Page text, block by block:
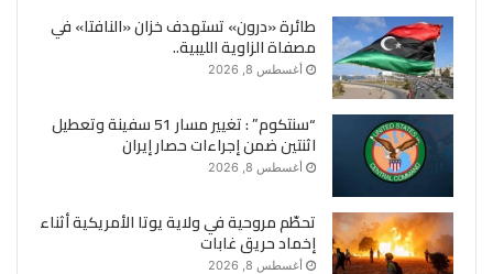
طائرة «درون» تستهدف خزان «النافتا» في
مصفاة الزاوية الليبية..
أغسطس 8, 2026
“سنتكوم” : تغيير مسار 51 سفينة وتعطيل
اثنتين ضمن إجراءات حصار إيران
أغسطس 8, 2026
تحطّم مروحية في ولاية يوتا الأمريكية أثناء
إخماد حريق غابات
أغسطس 8, 2026